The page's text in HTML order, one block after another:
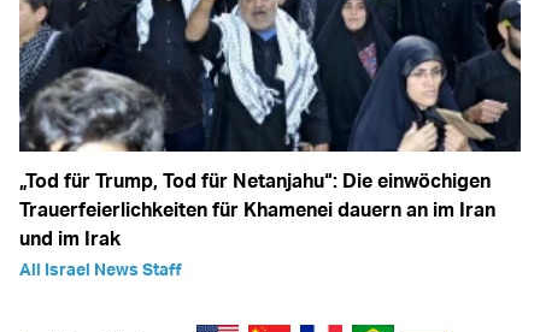
„Tod für Trump, Tod für Netanjahu“: Die einwöchigen
Trauerfeierlichkeiten für Khamenei dauern an im Iran
und im Irak
All Israel News Staff